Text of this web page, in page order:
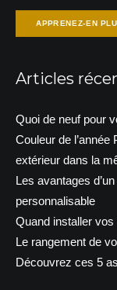
APPRENEZ-EN
Articles
Quoi de neuf pour
Couleur de
extérieur dans la
Les avantages
personnalisable
Quand installer vos
Le rangement de
Découvrez ces 5